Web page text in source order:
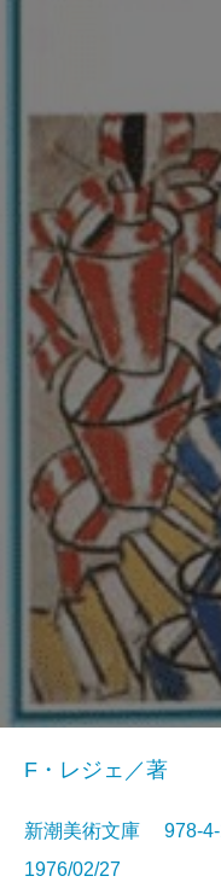
F・レジェ／著
新潮美術文庫 978-
1976/02/27